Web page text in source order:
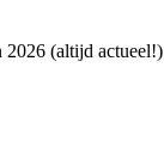
2026 (altijd actueel!)